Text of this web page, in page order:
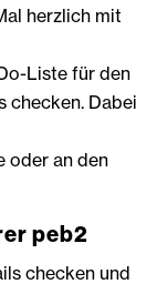
herzlich mit
Liste für den
checken. Dabei
oder an den
peb2
checken und